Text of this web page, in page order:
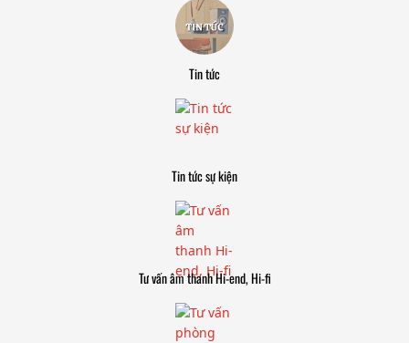
Tin tức
Tin tức sự kiện
Tư vấn âm thanh Hi-end, Hi-fi